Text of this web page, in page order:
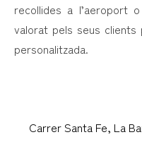
recollides a l’aeroport
valorat pels seus clients
personalitzada.
Carrer Santa Fe, La